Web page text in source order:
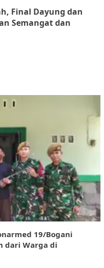
Final Dayung dan
Semangat dan
19/Bogani
dari Warga di